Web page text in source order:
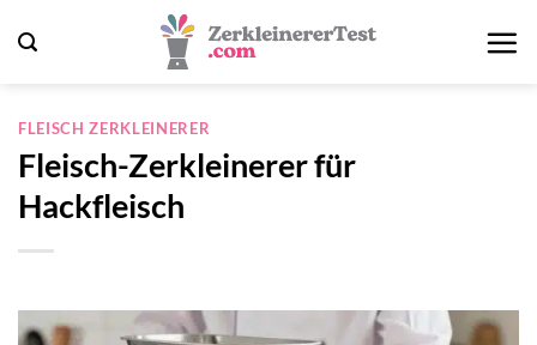
Inhalt
FLEISCH ZERKLEINERER
Fleisch-Zerkleinerer für
Hackfleisch